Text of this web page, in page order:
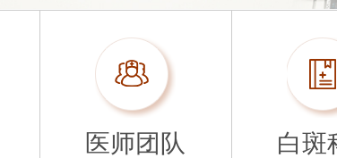
医师团队 白斑